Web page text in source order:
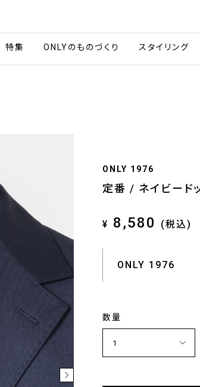
特集 ONLYのものづくり スタイリング
ONLY 1976
定番 / ネイビード
¥ 8,580 (税込)
ONLY 1976
数量